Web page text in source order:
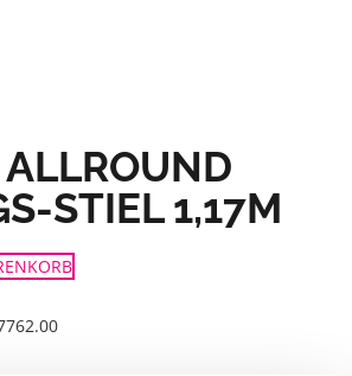
STIEL 1,17M